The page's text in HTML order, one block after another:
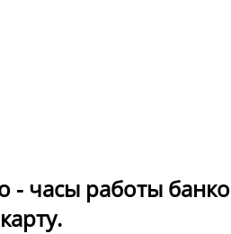
- часы работы